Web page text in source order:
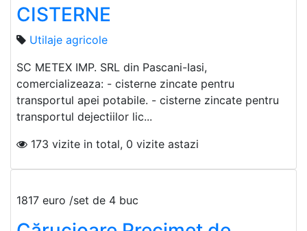
CISTERNE
Utilaje agricole
SC METEX IMP. SRL din Pascani-Iasi,
comercializeaza: - cisterne zincate pentru
transportul apei potabile. - cisterne zincate pentru
transportul dejectiilor lic...
173 vizite in total, 0 vizite astazi
1817 euro /set de 4 buc